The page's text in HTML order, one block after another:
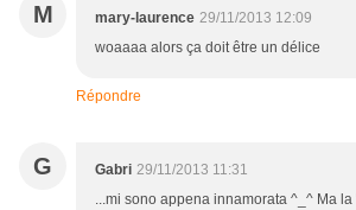
M mary-laurence 29/11/2013 12:09
woaaaa alors ça doit être un délice
Répondre
G Gabri 29/11/2013 11:31
...mi sono appena innamorata ^_^ Ma la